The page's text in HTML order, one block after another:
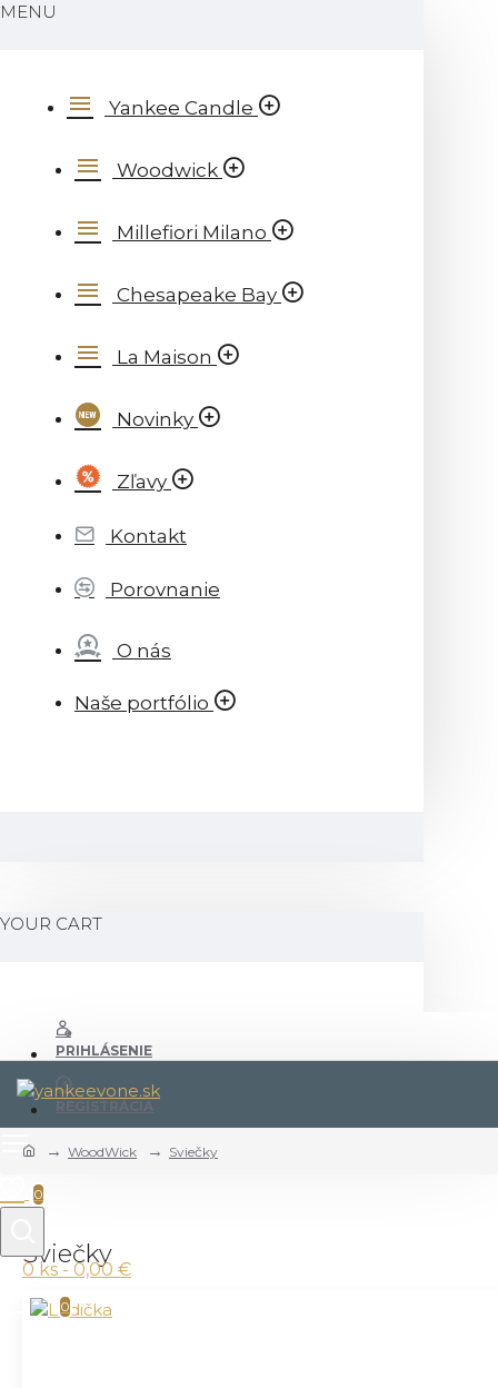
MENU
Yankee Candle
Woodwick
Millefiori Milano
Chesapeake Bay
La Maison
Novinky
Zľavy
Kontakt
Porovnanie
O nás
Naše portfólio
YOUR CART
PRIHLÁSENIE
REGISTRÁCIA
0
0 ks - 0,00 €
0
WoodWick Sviečky
Sviečky